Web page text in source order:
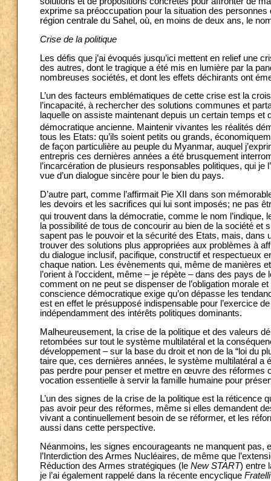
exprime sa préoccupation pour la situation des
région centrale du Sahel, où, en moins de deux ans, le
Crise de la politique
Les défis que j’ai évoqués jusqu’ici mettent en relief une
des autres, dont le tragique a été mis en lumière par la
nombreuses sociétés, et dont les effets déchirants ont
L’un des facteurs emblématiques de cette crise est la
l’incapacité, à rechercher des solutions communes et
laquelle on assiste maintenant depuis un certain temps
démocratique ancienne. Maintenir vivantes les réalités
tous les Etats: qu’ils soient petits ou grands,
de façon particulière au peuple du Myanmar, auquel
entrepris ces dernières années a été brusquement
l’incarcération de plusieurs responsables politiques, qui
vue d’un dialogue sincère pour le bien du pays.
D’autre part, comme l’affirmait Pie XII dans son
les devoirs et les sacrifices qui lui sont imposés; ne pas
qui trouvent dans la démocratie, comme le nom l’indique,
la possibilité de tous de concourir au bien de la société
sapent pas le pouvoir et la sécurité des Etats, mais, dans
trouver des solutions plus appropriées aux problèmes à
du dialogue inclusif, pacifique, constructif et respectueux
chaque nation. Les évènements qui, même de manières
l’orient à l’occident, même – je répète – dans des pays
comment on ne peut se dispenser de l’obligation morale
conscience démocratique exige qu’on dépasse les
est en effet le présupposé indispensable pour l’exercice
indépendamment des intérêts politiques dominants.
Malheureusement, la crise de la politique et des valeurs
retombées sur tout le système multilatéral et la
développement – sur la base du droit et non de la “loi du
taire que, ces dernières années, le système multilatéral
pas perdre pour penser et mettre en œuvre des réformes
vocation essentielle à servir la famille humaine pour
L’un des signes de la crise de la politique est la
pas avoir peur des réformes, même si elles demandent
vivant a continuellement besoin de se réformer, et les
aussi dans cette perspective.
Néanmoins, les signes encourageants ne manquent pas,
l’Interdiction des Armes Nucléaires, de même que
Réduction des Armes stratégiques (le New START) entre
je l’ai également rappelé dans la récente encyclique